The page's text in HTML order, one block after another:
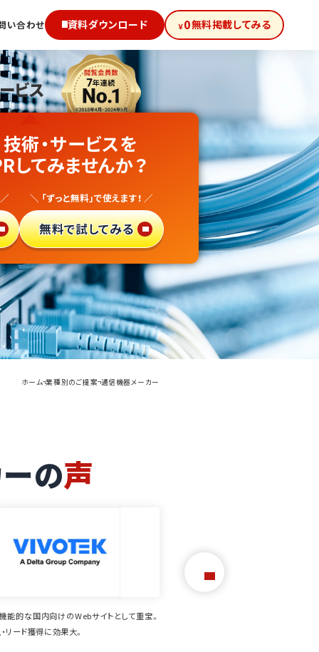
い合わせ 資料ダウンロード ￥0無料掲載してみる
ビス
!
ーカー向け
イトで
術・サービスを
してみませんか？
＼ 「ずっと無料」で使えます！ ／
無料で試してみる
ホーム 業種別のご提案 通信機器メーカー
の声
で、長期的な関係につながるアクセスを獲
さ、幅広さが魅力のイプロスと一緒に、通